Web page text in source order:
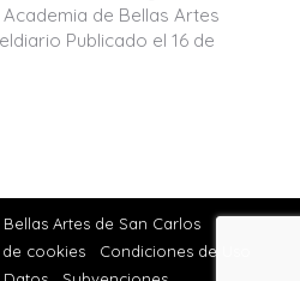
de Bellas Artes
Publicado el 16 de
Artes de San Carlos
de cookies
Condiciones de Uso